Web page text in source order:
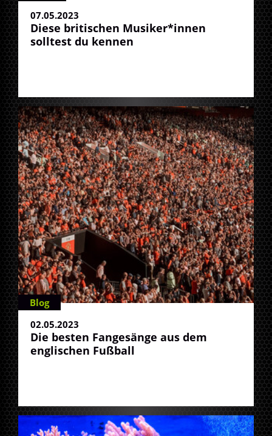
07.05.2023
Diese britischen Musiker*innen
solltest du kennen
Blog
02.05.2023
Die besten Fangesänge aus dem
englischen Fußball